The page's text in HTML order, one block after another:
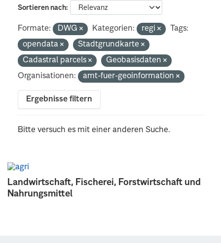
Landwirtschaft, Fischerei, Forstwirtschaft und
Nahrungsmittel
Sortieren nach
Formate: DWG Kategorien: regi
Tags:
opendata
Stadtgrundkarte
Cadastral parcels
Geobasisdaten
Organisationen:
amt-fuer-geoinformation
Ergebnisse filtern
Bitte versuch es mit einer anderen Suche.